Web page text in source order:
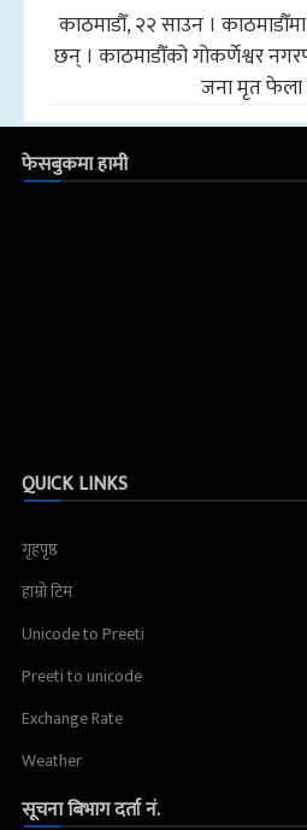
काठमाडौँ, २२ साउन ।
छन् । काठमाडौँको गोकर्णेश्वर
जना मृत फेला
फेसबुकमा हामी
QUICK LINKS
गृहपृष्ठ
हाम्रो टिम
Unicode to Preeti
Preeti to unicode
Exchange Rate
Weather
सूचना बिभाग दर्ता नं.